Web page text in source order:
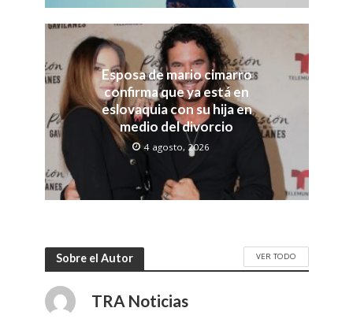
Esposa de mario cimarro
confirma que ya está en
eslovaquia con su hija en
medio del divorcio
4 agosto, 2026
Sobre el Autor VER TODO
TRA Noticias